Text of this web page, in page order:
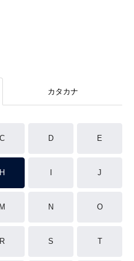
カタカナ
C D E
H J
M N O
R S T